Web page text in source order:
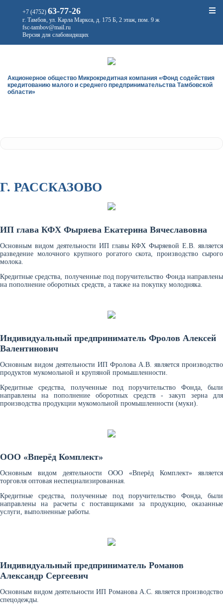
+7 (4752) 63-77-26
г. Тамбов, ул. Карла Маркса, д. 175 Б, 2 этаж, пом. 9 ж
fsc-tambov@mail.ru
Версия для слабовидящих
Акционерное общество Микрокредитная компания «Фонд содействия
кредитованию малого и среднего предпринимательства Тамбовской
области»
Г. РАССКАЗОВО
ИП глава КФХ Фыряева Екатерина Вячеславовна
Основным видом деятельности ИП главы КФХ Фыряевой Е.В. является
разведение молочного крупного рогатого скота, производство сырого
молока.
Кредитные средства, полученные под поручительство Фонда направлены
на пополнение оборотных средств, а также на покупку молодняка.
Индивидуальный предприниматель Фролов Алексей
Валентинович
Основным видом деятельности ИП Фролова А.В. является производство
продуктов мукомольной и крупяной промышленности.
Кредитные средства, полученные под поручительство Фонда, были
направлены на пополнение оборотных средств - закуп зерна для
производства продукции мукомольной промышленности (муки).
ООО «Вперёд Комплект»
Основным видом деятельности ООО «Вперёд Комплект» является
торговля оптовая неспециализированная.
Кредитные средства, полученные под поручительство Фонда, были
направлены на расчеты с поставщиками за продукцию, оказанные
услуги, выполненные работы.
Индивидуальный предприниматель Романов
Александр Сергеевич
Основным видом деятельности ИП Романова А.С. является производство
спецодежды.